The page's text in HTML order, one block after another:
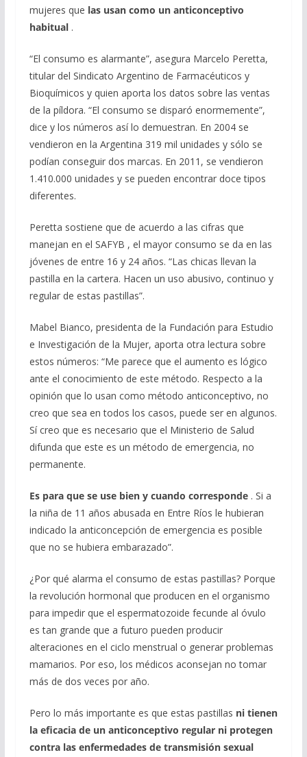
mujeres que las usan como un anticonceptivo
habitual.
“El consumo es alarmante”, asegura Marcelo Peretta,
titular del Sindicato Argentino de Farmacéuticos y
Bioquímicos y quien aporta los datos sobre las ventas
de la píldora. “El consumo se disparó enormemente”,
dice y los números así lo demuestran. En 2004 se
vendieron en la Argentina 319 mil unidades y sólo se
podían conseguir dos marcas. En 2011, se vendieron
1.410.000 unidades y se pueden encontrar doce tipos
diferentes.
Peretta sostiene que de acuerdo a las cifras que
manejan en el SAFYB , el mayor consumo se da en las
jóvenes de entre 16 y 24 años. “Las chicas llevan la
pastilla en la cartera. Hacen un uso abusivo, continuo y
regular de estas pastillas”.
Mabel Bianco, presidenta de la Fundación para Estudio
e Investigación de la Mujer, aporta otra lectura sobre
estos números: “Me parece que el aumento es lógico
ante el conocimiento de este método. Respecto a la
opinión que lo usan como método anticonceptivo, no
creo que sea en todos los casos, puede ser en algunos.
Sí creo que es necesario que el Ministerio de Salud
difunda que este es un método de emergencia, no
permanente.
Es para que se use bien y cuando corresponde. Si a
la niña de 11 años abusada en Entre Ríos le hubieran
indicado la anticoncepción de emergencia es posible
que no se hubiera embarazado”.
¿Por qué alarma el consumo de estas pastillas? Porque
la revolución hormonal que producen en el organismo
para impedir que el espermatozoide fecunde al óvulo
es tan grande que a futuro pueden producir
alteraciones en el ciclo menstrual o generar problemas
mamarios. Por eso, los médicos aconsejan no tomar
más de dos veces por año.
Pero lo más importante es que estas pastillas ni tienen
la eficacia de un anticonceptivo regular ni protegen
contra las enfermedades de transmisión sexual